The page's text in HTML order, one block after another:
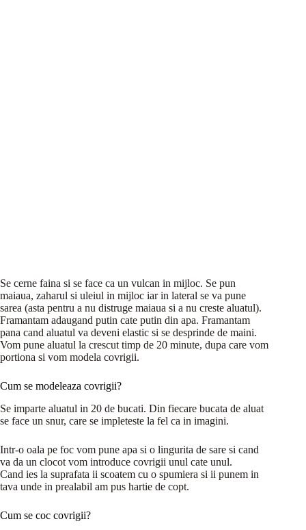
Se cerne faina si se face ca un vulcan in mijloc. Se pun
maiaua, zaharul si uleiul in mijloc iar in lateral se va pune
sarea (asta pentru a nu distruge maiaua si a nu creste aluatul).
Framantam adaugand putin cate putin din apa. Framantam
pana cand aluatul va deveni elastic si se desprinde de maini.
Vom pune aluatul la crescut timp de 20 minute, dupa care vom
portiona si vom modela covrigii.
Cum se modeleaza covrigii?
Se imparte aluatul in 20 de bucati. Din fiecare bucata de aluat
se face un snur, care se impleteste la fel ca in imagini.
Intr-o oala pe foc vom pune apa si o lingurita de sare si cand
va da un clocot vom introduce covrigii unul cate unul.
Cand ies la suprafata ii scoatem cu o spumiera si ii punem in
tava unde in prealabil am pus hartie de copt.
Cum se coc covrigii?